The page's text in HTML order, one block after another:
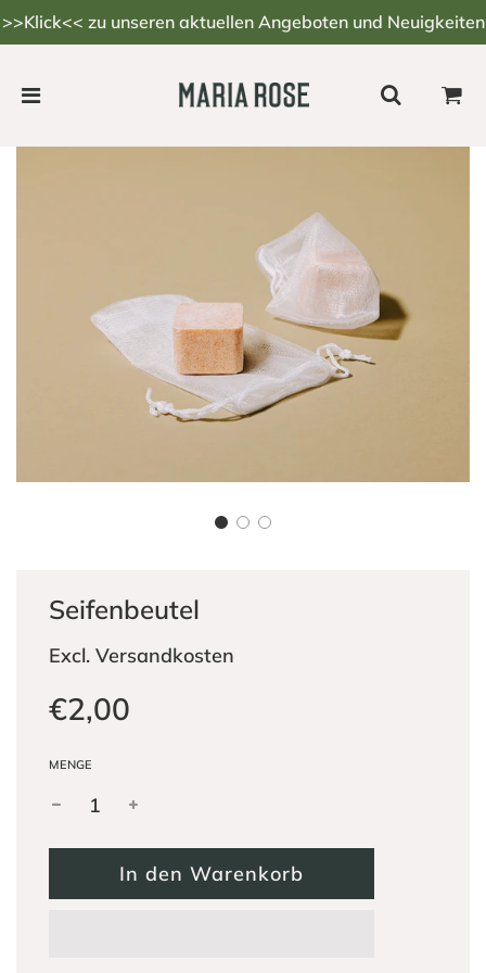
>>Klick<< zu unseren aktuellen Angeboten und Neuigkeiten
Seifenbeutel
Excl. Versandkosten
Sonderpreis
Normaler
Preis
€2,00
MENGE
W
i
In den Warenkorb